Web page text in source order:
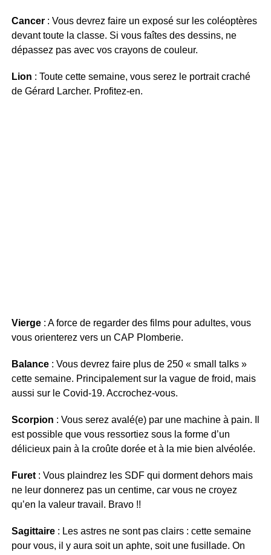
Cancer : Vous devrez faire un exposé sur les coléoptères
devant toute la classe. Si vous faîtes des dessins, ne
dépassez pas avec vos crayons de couleur.
Lion : Toute cette semaine, vous serez le portrait craché
de Gérard Larcher. Profitez-en.
Vierge: A force de regarder des films pour adultes, vous
vous orienterez vers un CAP Plomberie.
Balance : Vous devrez faire plus de 250 « small talks »
cette semaine. Principalement sur la vague de froid, mais
aussi sur le Covid-19. Accrochez-vous.
Scorpion : Vous serez avalé(e) par une machine à pain. Il
est possible que vous ressortiez sous la forme d’un
délicieux pain à la croûte dorée et à la mie bien alvéolée.
Furet: Vous plaindrez les SDF qui dorment dehors mais
ne leur donnerez pas un centime, car vous ne croyez
qu’en la valeur travail. Bravo !!
Sagittaire: Les astres ne sont pas clairs : cette semaine
pour vous, il y aura soit un aphte, soit une fusillade. On